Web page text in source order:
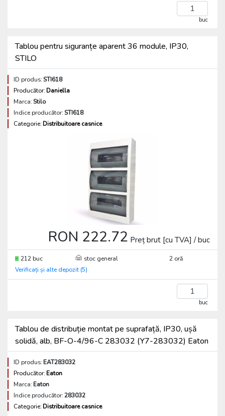
buc
Tablou pentru siguranțe aparent 36 module, IP30,
STILO
ID produs:STI618
Producător:Daniella
Marca:Stilo
Indice producător:STI618
Categorie:Distribuitoare casnice
RON 222.72 Preț brut [cu TVA] / buc
212 buc stoc general
2 oră
Verificați și alte depozit (5)
buc
Tablou de distribuție montat pe suprafață, IP30, ușă
solidă, alb, BF-O-4/96-C 283032 (Y7-283032) Eaton
ID produs:EAT283032
Producător:Eaton
Marca:Eaton
Indice producător:283032
Categorie:Distribuitoare casnice